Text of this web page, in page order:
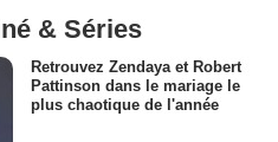
& Séries
Retrouvez Zendaya et Robert
Pattinson dans le mariage le
plus chaotique de l'année